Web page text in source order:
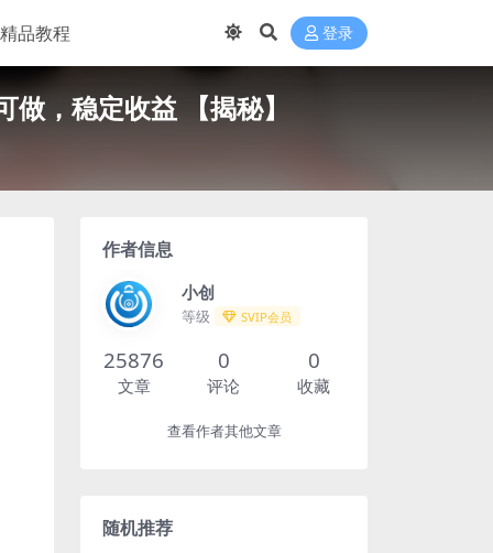
精品教程 登录
，稳定收益 【揭秘】
作者信息
小创
等级 SVIP会员
25876
文章
0
评论
0
收藏
查看作者其他文章
随机推荐